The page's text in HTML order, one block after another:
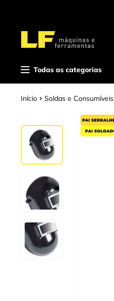
Todas as categorias
Soldas e Consumíveis
Termos mais
buscados
parafusadeira
escada
serra circular
fio
chave impacto
disco corte
cabo flexivel
serra copo